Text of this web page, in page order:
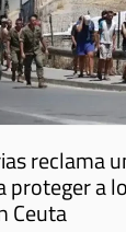
reclama
proteger a
Ceuta